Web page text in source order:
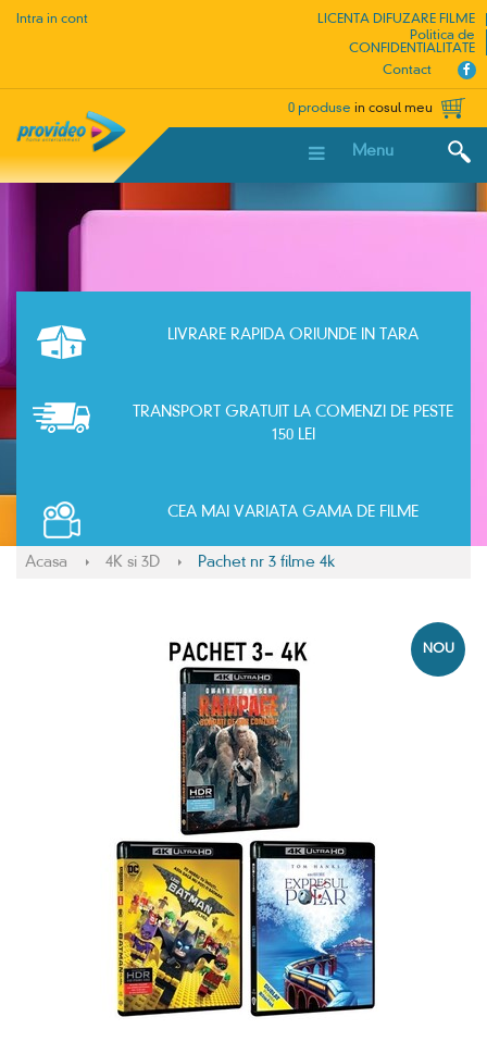
Intra in cont
LICENTA DIFUZARE FILME
Politica de
CONFIDENTIALITATE
Contact
0 produse in cosul meu
Menu
LIVRARE RAPIDA ORIUNDE IN TARA
TRANSPORT GRATUIT LA COMENZI DE PESTE
150 LEI
CEA MAI VARIATA GAMA DE FILME
Acasa 4K si 3D Pachet nr 3 filme 4k
NOU